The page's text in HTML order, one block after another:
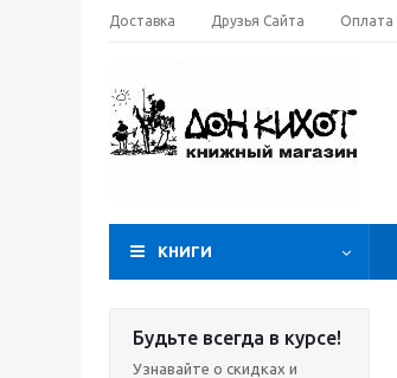
Доставка Друзья Сайта Оплата
КНИГИ
Будьте всегда в курсе!
Узнавайте о скидках и